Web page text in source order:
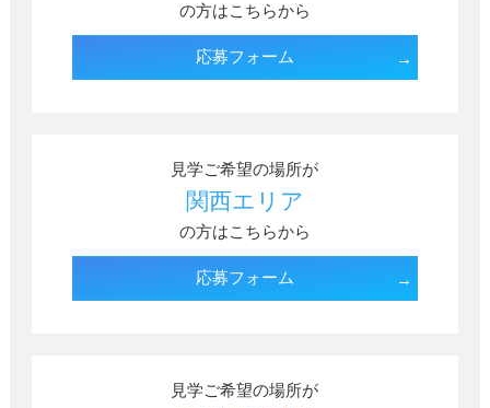
の方はこちらから
応募フォーム
見学ご希望の場所が
関西エリア
の方はこちらから
応募フォーム
見学ご希望の場所が